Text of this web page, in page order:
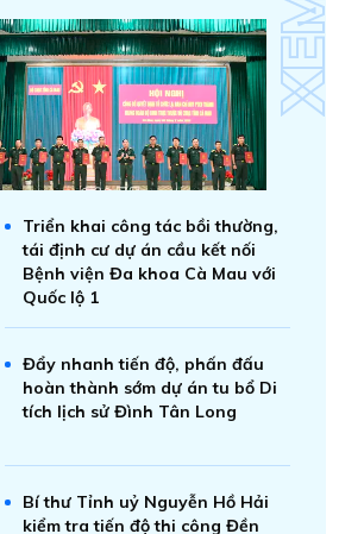
Triển khai công tác bồi thường,
tái định cư dự án cầu kết nối
Bệnh viện Đa khoa Cà Mau với
Quốc lộ 1
Đẩy nhanh tiến độ, phấn đấu
hoàn thành sớm dự án tu bổ Di
tích lịch sử Đình Tân Long
Bí thư Tỉnh uỷ Nguyễn Hồ Hải
kiểm tra tiến độ thi công Đền